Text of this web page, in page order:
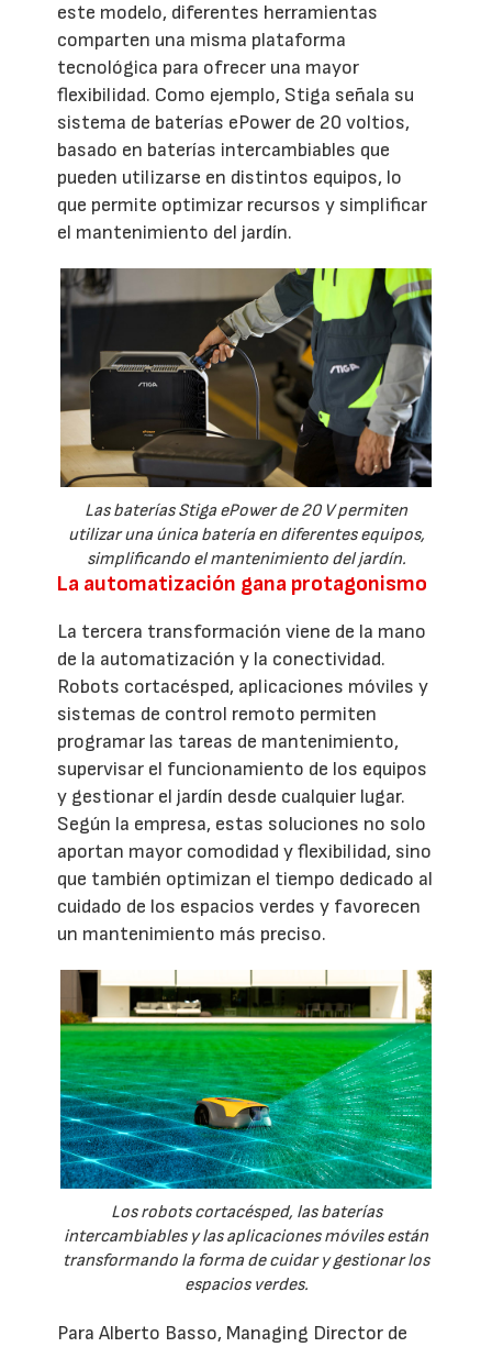
este modelo, diferentes herramientas
comparten una misma plataforma
tecnológica para ofrecer una mayor
flexibilidad. Como ejemplo, Stiga señala su
sistema de baterías ePower de 20 voltios,
basado en baterías intercambiables que
pueden utilizarse en distintos equipos, lo
que permite optimizar recursos y simplificar
el mantenimiento del jardín.
Las baterías Stiga ePower de 20 V permiten
utilizar una única batería en diferentes equipos,
simplificando el mantenimiento del jardín.
La automatización gana protagonismo
La tercera transformación viene de la mano
de la automatización y la conectividad.
Robots cortacésped, aplicaciones móviles y
sistemas de control remoto permiten
programar las tareas de mantenimiento,
supervisar el funcionamiento de los equipos
y gestionar el jardín desde cualquier lugar.
Según la empresa, estas soluciones no solo
aportan mayor comodidad y flexibilidad, sino
que también optimizan el tiempo dedicado al
cuidado de los espacios verdes y favorecen
un mantenimiento más preciso.
Los robots cortacésped, las baterías
intercambiables y las aplicaciones móviles están
transformando la forma de cuidar y gestionar los
espacios verdes.
Para Alberto Basso, Managing Director de